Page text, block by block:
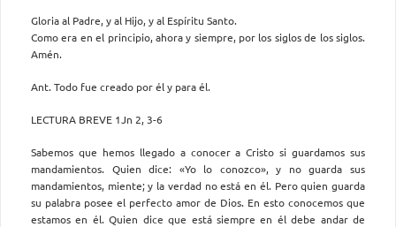
Gloria al Padre, y al Hijo, y al Espíritu Santo.
Como era en el principio, ahora y siempre, por los siglos de los siglos.
Amén.
Ant. Todo fue creado por él y para él.
LECTURA BREVE 1Jn 2, 3-6
Sabemos que hemos llegado a conocer a Cristo si guardamos sus
mandamientos. Quien dice: «Yo lo conozco», y no guarda sus
mandamientos, miente; y la verdad no está en él. Pero quien guarda
su palabra posee el perfecto amor de Dios. En esto conocemos que
estamos en él. Quien dice que está siempre en él debe andar de